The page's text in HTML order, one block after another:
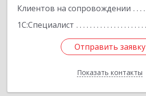
Клиентов на сопровождении
1С:Специалист
Отправить заявку
Показать контакты
Отправить заявку
Назад